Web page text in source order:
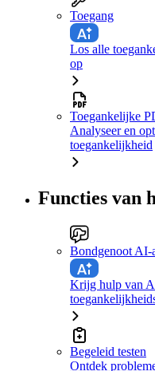
Toegang
Los alle
op
Toegankelijke
Analyseer en
toegankelijkheid
Functies van
Bondgenoot AI-
Krijg hulp van
Begeleid testen
Ontdek